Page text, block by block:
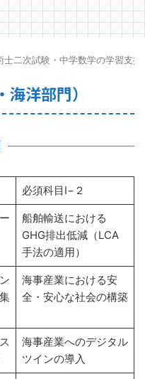
二次試験・中学数学の学習支援
洋部門）
必須科目Ⅰ−２
船舶輸送における
GHG排出低減（LCA
手法の適用）
海事産業における安
全・安心な社会の構築
海事産業へのデジタル
ツインの導入